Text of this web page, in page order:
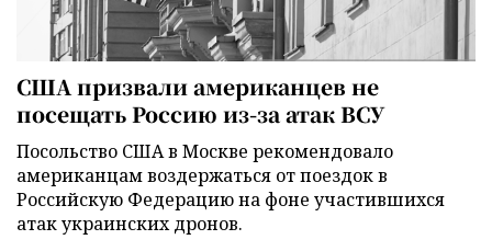
США призвали американцев не
посещать Россию из-за атак ВСУ
Посольство США в Москве рекомендовало
американцам воздержаться от поездок в
Российскую Федерацию на фоне участившихся
атак украинских дронов.